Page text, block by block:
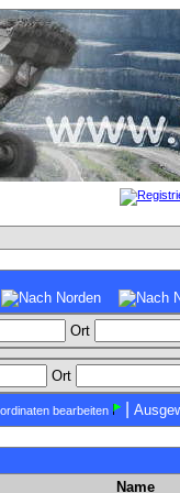
Ort
Ort
bearbeiten
Name